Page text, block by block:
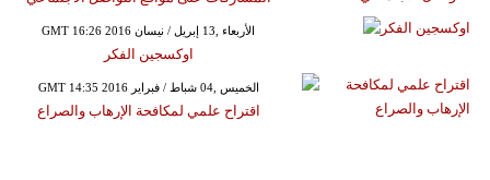
GMT 16:26 2016 الأربعاء ,13 إبريل / نيسان
اوكسجين الفكر
GMT 14:35 2016 الخميس ,04 شباط / فبراير
اقتراح علمي لمكافحة الإرهاب والصراع